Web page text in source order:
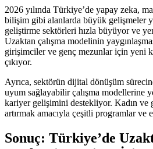
2026 yılında Türkiye’de yapay zeka,
bilişim gibi alanlarda büyük gelişmeler
geliştirme sektörleri hızla büyüyor ve
Uzaktan çalışma modelinin
girişimciler ve genç mezunlar için yeni
çıkıyor.
Ayrıca, sektörün dijital dönüşüm
uyum sağlayabilir çalışma modellerine
kariyer gelişimini destekliyor. Kadın ve
artırmak amacıyla çeşitli programlar ve
Sonuç: Türkiye’de